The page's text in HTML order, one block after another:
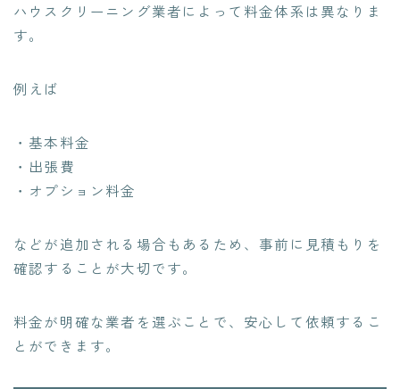
ハウスクリーニング業者によって料金体系は異なりま
す。
例えば
・基本料金
・出張費
・オプション料金
などが追加される場合もあるため、事前に見積もりを
確認することが大切です。
料金が明確な業者を選ぶことで、安心して依頼するこ
とができます。